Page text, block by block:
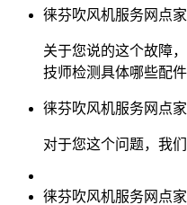
徕芬吹风机服务网点
关于您说的这个故障
技师检测具体哪些配
徕芬吹风机服务网点
对于您这个问题，我
徕芬吹风机服务网点